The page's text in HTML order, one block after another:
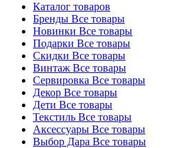
Каталог товаров
Бренды Все товары
Новинки Все товары
Подарки Все товары
Скидки Все товары
Винтаж Все товары
Сервировка Все товары
Декор Все товары
Дети Все товары
Текстиль Все товары
Аксессуары Все товары
Выбор Дара Все товары